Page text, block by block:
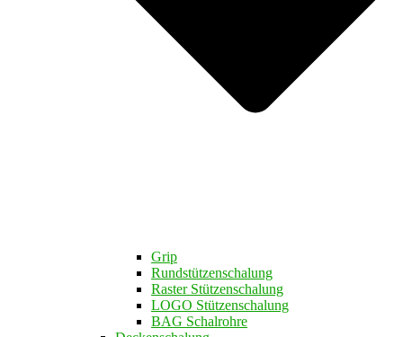
Grip
Rundstützenschalung
Raster Stützenschalung
LOGO Stützenschalung
BAG Schalrohre